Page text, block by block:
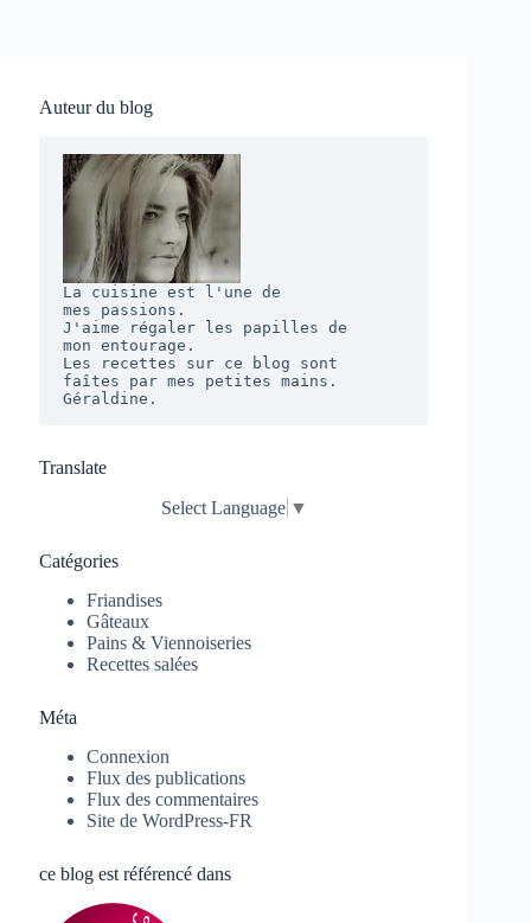
Auteur du blog
La cuisine est l'une de
mes passions.
J'aime régaler les papilles de
mon entourage.
Les recettes sur ce blog sont
faîtes par mes petites mains.
Géraldine.
Translate
Select Language ▼
Catégories
Friandises
Gâteaux
Pains & Viennoiseries
Recettes salées
Méta
Connexion
Flux des publications
Flux des commentaires
Site de WordPress-FR
ce blog est référencé dans